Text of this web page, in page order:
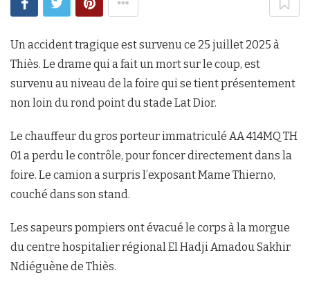
Un accident tragique est survenu ce 25 juillet 2025 à
Thiès. Le drame qui a fait un mort sur le coup, est
survenu au niveau de la foire qui se tient présentement
non loin du rond point du stade Lat Dior.
Le chauffeur du gros porteur immatriculé AA 414MQ TH
01 a perdu le contrôle, pour foncer directement dans la
foire. Le camion a surpris l’exposant Mame Thierno,
couché dans son stand.
Les sapeurs pompiers ont évacué le corps à la morgue
du centre hospitalier régional El Hadji Amadou Sakhir
Ndiéguène de Thiès.